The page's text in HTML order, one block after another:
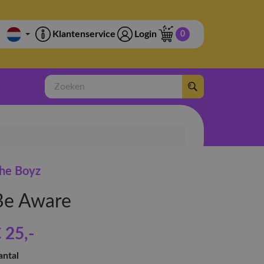
Klantenservice Login 0
Zoeken
Boyz
Aware
25,-